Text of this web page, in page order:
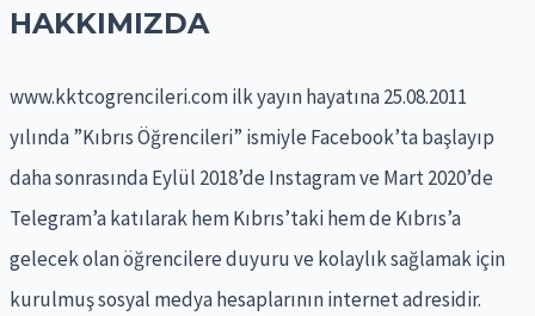
a
c
h
f
o
r
:
HAKKIMIZDA
www.kktcogrencileri.com ilk yayın hayatına 25.08.2011
yılında ”Kıbrıs Öğrencileri” ismiyle Facebook’ta başlayıp
daha sonrasında Eylül 2018’de Instagram ve Mart 2020’de
Telegram’a katılarak hem Kıbrıs’taki hem de Kıbrıs’a
gelecek olan öğrencilere duyuru ve kolaylık sağlamak için
kurulmuş sosyal medya hesaplarının internet adresidir.